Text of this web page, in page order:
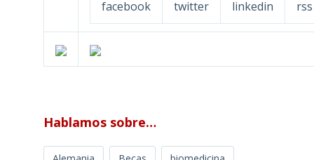
facebook twitter linkedin rss
Hablamos sobre…